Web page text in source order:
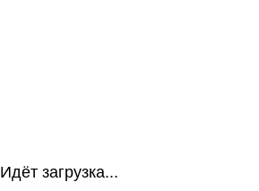
Идёт загрузка...